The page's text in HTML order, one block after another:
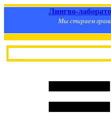
Лингво-
Мы стираем